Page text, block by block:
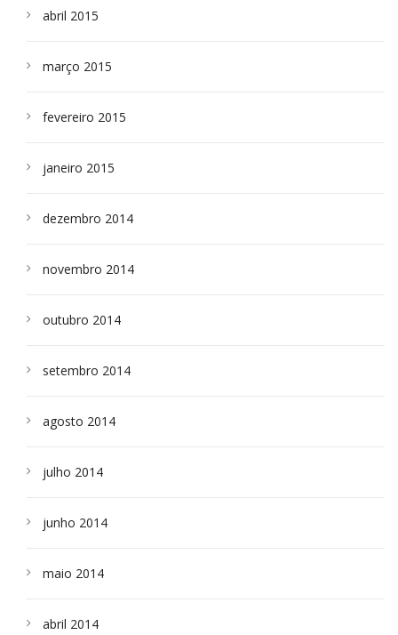
abril 2015
março 2015
fevereiro 2015
janeiro 2015
dezembro 2014
novembro 2014
outubro 2014
setembro 2014
agosto 2014
julho 2014
junho 2014
maio 2014
abril 2014